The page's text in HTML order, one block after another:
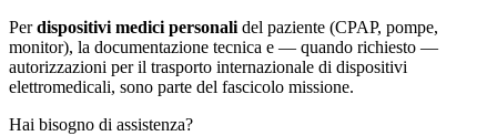
Perdispositivi medici personali del paziente (CPAP, pompe,
monitor), la documentazione tecnica e — quando richiesto —
autorizzazioni per il trasporto internazionale di dispositivi
elettromedicali, sono parte del fascicolo missione.
Hai bisogno di assistenza?